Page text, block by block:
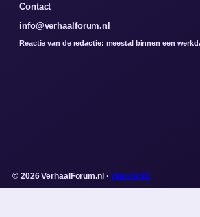
Contact
info@verhaalforum.nl
Reactie van de redactie: meestal binnen een
© 2026 VerhaalForum.nl · WorldRSS